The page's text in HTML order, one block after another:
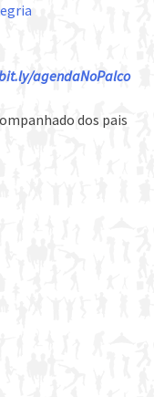
agendaNoPalco
dos pais